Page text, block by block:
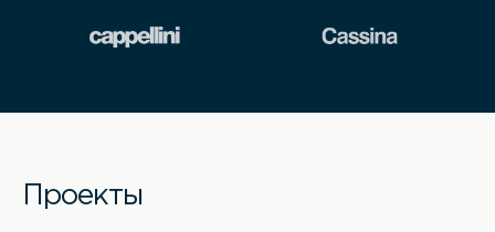
Проекты